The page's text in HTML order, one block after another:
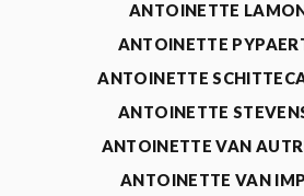
ANTOINETTE
ANTOINETTE
ANTOINETTE
ANTOINETTE
ANTOINETTE VAN
ANTOINETTE VAN